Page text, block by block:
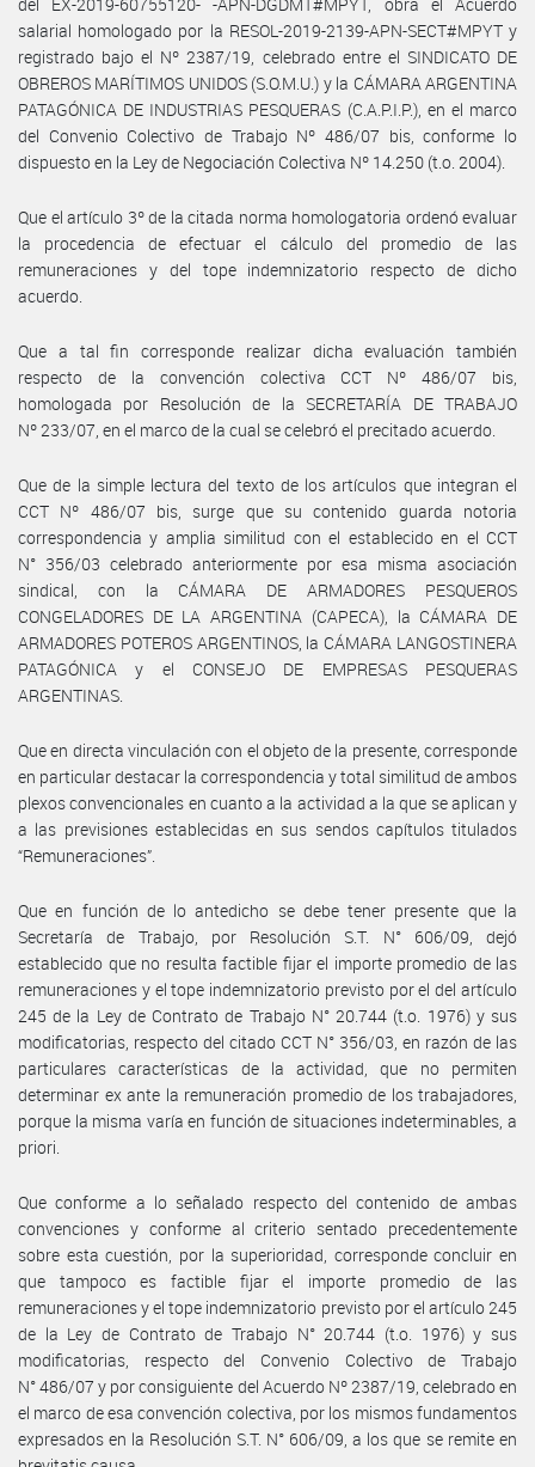
salarial homologado por la RESOL-2019-2139-APN-SECT#MPYT y
registrado bajo el Nº 2387/19, celebrado entre el SINDICATO DE
OBREROS MARÍTIMOS UNIDOS (S.O.M.U.) y la CÁMARA ARGENTINA
PATAGÓNICA DE INDUSTRIAS PESQUERAS (C.A.P.I.P.), en el marco
del Convenio Colectivo de Trabajo Nº 486/07 bis, conforme lo
dispuesto en la Ley de Negociación Colectiva Nº 14.250 (t.o. 2004).
Que el artículo 3º de la citada norma homologatoria ordenó evaluar
la procedencia de efectuar el cálculo del promedio de las
remuneraciones y del tope indemnizatorio respecto de dicho
acuerdo.
Que a tal fin corresponde realizar dicha evaluación también
respecto de la convención colectiva CCT Nº 486/07 bis,
homologada por Resolución de la SECRETARÍA DE TRABAJO
Nº 233/07, en el marco de la cual se celebró el precitado acuerdo.
Que de la simple lectura del texto de los artículos que integran el
CCT Nº 486/07 bis, surge que su contenido guarda notoria
correspondencia y amplia similitud con el establecido en el CCT
N° 356/03 celebrado anteriormente por esa misma asociación
sindical, con la CÁMARA DE ARMADORES PESQUEROS
CONGELADORES DE LA ARGENTINA (CAPECA), la CÁMARA DE
ARMADORES POTEROS ARGENTINOS, la CÁMARA LANGOSTINERA
PATAGÓNICA y el CONSEJO DE EMPRESAS PESQUERAS
ARGENTINAS.
Que en directa vinculación con el objeto de la presente, corresponde
en particular destacar la correspondencia y total similitud de ambos
plexos convencionales en cuanto a la actividad a la que se aplican y
a las previsiones establecidas en sus sendos capítulos titulados
“Remuneraciones”.
Que en función de lo antedicho se debe tener presente que la
Secretaría de Trabajo, por Resolución S.T. N° 606/09, dejó
establecido que no resulta factible fijar el importe promedio de las
remuneraciones y el tope indemnizatorio previsto por el del artículo
245 de la Ley de Contrato de Trabajo N° 20.744 (t.o. 1976) y sus
modificatorias, respecto del citado CCT N° 356/03, en razón de las
particulares características de la actividad, que no permiten
determinar ex ante la remuneración promedio de los trabajadores,
porque la misma varía en función de situaciones indeterminables, a
priori.
Que conforme a lo señalado respecto del contenido de ambas
convenciones y conforme al criterio sentado precedentemente
sobre esta cuestión, por la superioridad, corresponde concluir en
que tampoco es factible fijar el importe promedio de las
remuneraciones y el tope indemnizatorio previsto por el artículo 245
de la Ley de Contrato de Trabajo N° 20.744 (t.o. 1976) y sus
modificatorias, respecto del Convenio Colectivo de Trabajo
N° 486/07 y por consiguiente del Acuerdo Nº 2387/19, celebrado en
el marco de esa convención colectiva, por los mismos fundamentos
expresados en la Resolución S.T. N° 606/09, a los que se remite en